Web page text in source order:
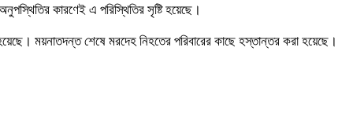
কারণেই এ পরিস্থিতির সৃষ্টি হয়েছে।
ময়নাতদন্ত শেষে মরদেহ নিহতের পরিবারের কাছে হস্তান্তর করা হয়েছে।